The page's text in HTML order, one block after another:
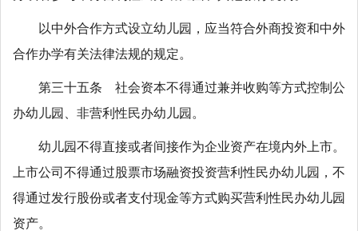
以中外合作方式设立幼儿园，应当符合外商投资和中外
合作办学有关法律法规的规定。
第三十五条 社会资本不得通过兼并收购等方式控制公
办幼儿园、非营利性民办幼儿园。
幼儿园不得直接或者间接作为企业资产在境内外上市。
上市公司不得通过股票市场融资投资营利性民办幼儿园，不
得通过发行股份或者支付现金等方式购买营利性民办幼儿园
资产。